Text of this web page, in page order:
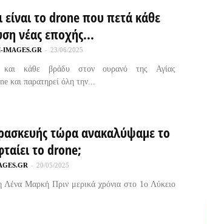
είναι το drone που πετά κάθε
νέας εποχής...
IMAGES.GR - 23/06/2025
κάθε βράδυ στον ουρανό της Αγίας
και παρατηρεί όλη την...
τώρα ανακαλύψαμε το
το drone;
- 20/05/2025
Μαρκή Πριν μερικά χρόνια στο 1ο Λύκειο